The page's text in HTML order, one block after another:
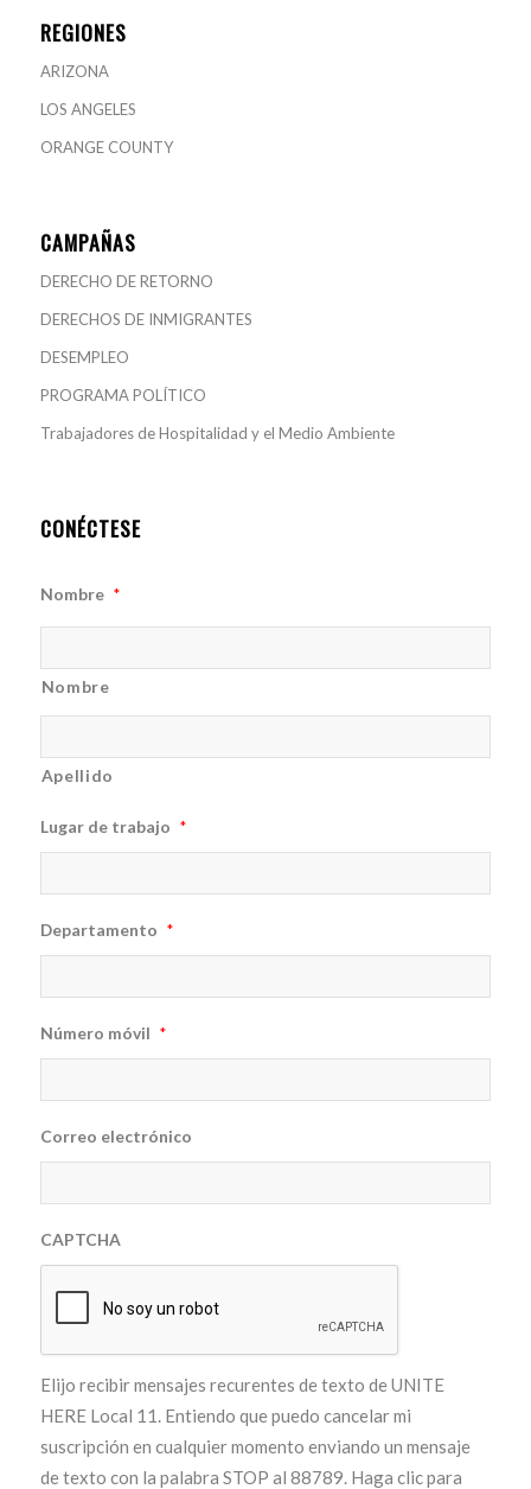
REGIONES
ARIZONA
LOS ANGELES
ORANGE COUNTY
CAMPAÑAS
DERECHO DE RETORNO
DERECHOS DE INMIGRANTES
DESEMPLEO
PROGRAMA POLÍTICO
Trabajadores de Hospitalidad y el Medio Ambiente
CONÉCTESE
Nombre *
Nombre
Apellido
Lugar de trabajo *
Departamento *
Número móvil *
Correo electrónico
CAPTCHA
Elijo recibir mensajes recurentes de texto de UNITE
HERE Local 11. Entiendo que puedo cancelar mi
suscripción en cualquier momento enviando un mensaje
de texto con la palabra STOP al 88789. Haga clic para